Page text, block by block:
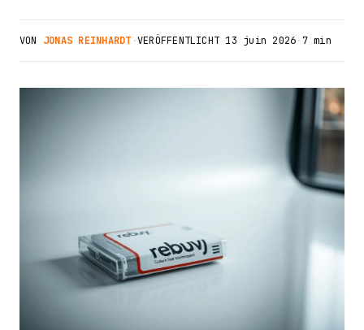
VON JONAS REINHARDT ·VERÖFFENTLICHT 13 juin 2026·7 min